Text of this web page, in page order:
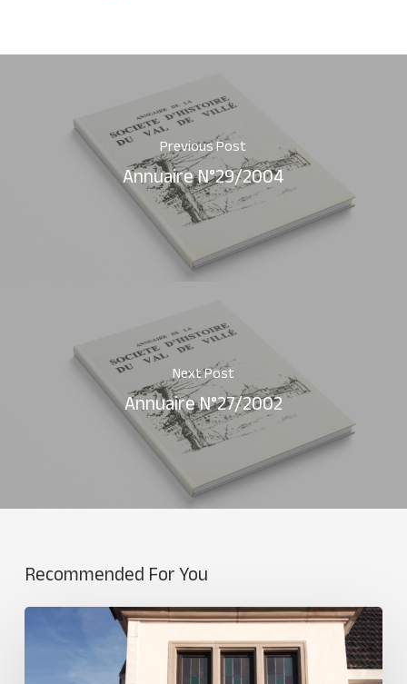
Previous Post
Annuaire N°29/2004
Next Post
Annuaire N°27/2002
Recommended For You